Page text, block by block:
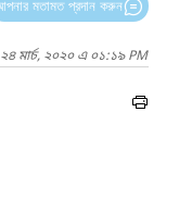
মতামত প্রদান করুন
মার্চ, ২০২০ এ ০১:১৯ PM